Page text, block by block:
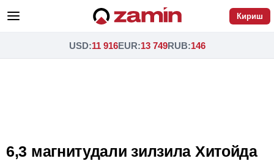
Кириш
USD:11 916EUR:13 749RUB:146
6,3 магнитудали зилзила Хитойда